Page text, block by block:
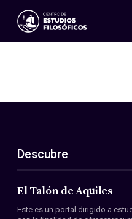
Eventos
ES
EN
Acerca de nosotros
Miembros
Convenios
Descubre
El Talón de Aquiles
Este es un portal dirigido a